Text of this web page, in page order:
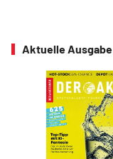
Aktuelle Ausgabe